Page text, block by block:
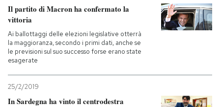
Il partito di Macron ha confermato la
vittoria
Ai ballottaggi delle elezioni legislative otterrà
la maggioranza, secondo i primi dati, anche se
le previsioni sul suo successo forse erano state
esagerate
25/2/2019
In Sardegna ha vinto il centrodestra